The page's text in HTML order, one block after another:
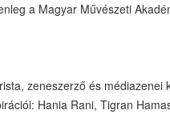
a Magyar Művészeti
zeneszerző és médiazenei
Hania Rani, Tigran